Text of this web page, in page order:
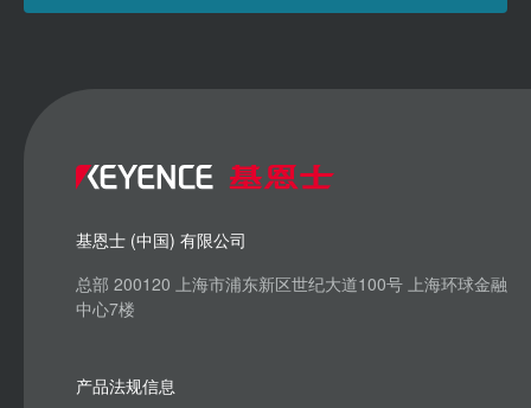
基恩士 (中国) 有限公司
总部 200120 上海市浦东新区世纪大道100号 上海环球金融
中心7楼
产品法规信息